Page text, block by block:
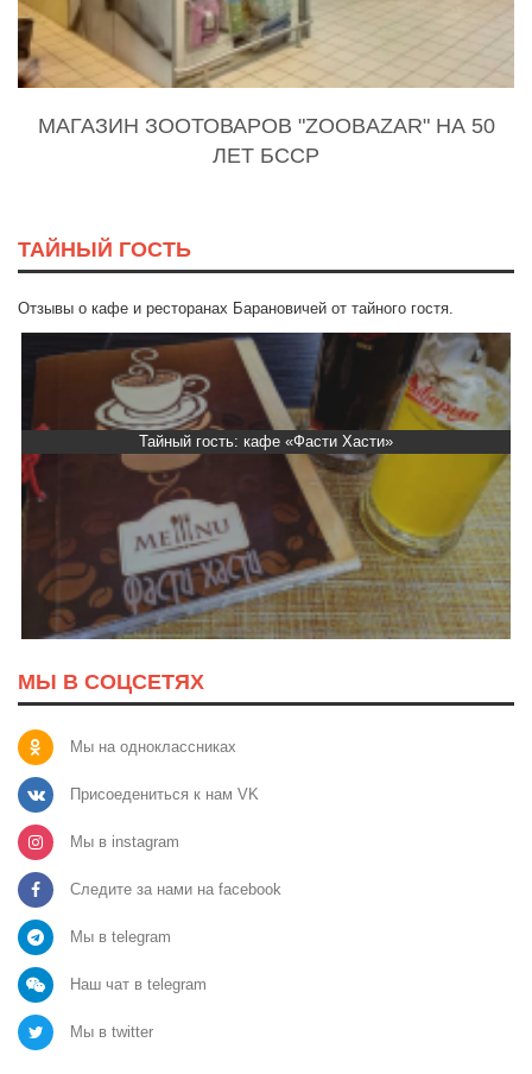
МАГАЗИН ЗООТОВАРОВ "ZOOBAZAR" НА 50
ЛЕТ БССР
ТАЙНЫЙ ГОСТЬ
Отзывы о кафе и ресторанах Барановичей от тайного гостя.
Тайный гость: кафе «Фасти Хасти»
МЫ В СОЦСЕТЯХ
Мы на одноклассниках
Присоедениться к нам VK
Мы в instagram
Следите за нами на facebook
Мы в telegram
Наш чат в telegram
Мы в twitter